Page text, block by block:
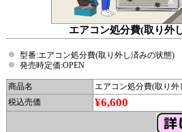
エアコン処分費(取り外
型番:エアコン処分費(取り外し済みの状態)
発売時定価:OPEN
商品名
エアコン処分費(取り外
税込売価
¥6,600